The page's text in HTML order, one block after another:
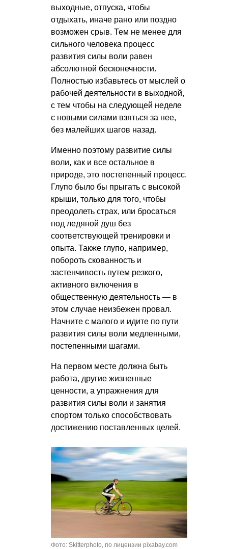
выходные, отпуска, чтобы
отдыхать, иначе рано или поздно
возможен срыв. Тем не менее для
сильного человека процесс
развития силы воли равен
абсолютной бесконечности.
Полностью избавьтесь от мыслей о
рабочей деятельности в выходной,
с тем чтобы на следующей неделе
с новыми силами взяться за нее,
без малейших шагов назад.
Именно поэтому развитие силы
воли, как и все остальное в
природе, это постепенный процесс.
Глупо было бы прыгать с высокой
крыши, только для того, чтобы
преодолеть страх, или бросаться
под ледяной душ без
соответствующей тренировки и
опыта. Также глупо, например,
побороть скованность и
застенчивость путем резкого,
активного включения в
общественную деятельность — в
этом случае неизбежен провал.
Начните с малого и идите по пути
развития силы воли медленными,
постепенными шагами.
На первом месте должна быть
работа, другие жизненные
ценности, а упражнения для
развития силы воли и занятия
спортом только способствовать
достижению поставленных целей.
Фото: Skitterphoto, по лицензии pixabay.com